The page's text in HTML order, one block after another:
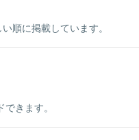
順に掲載しています。
きます。